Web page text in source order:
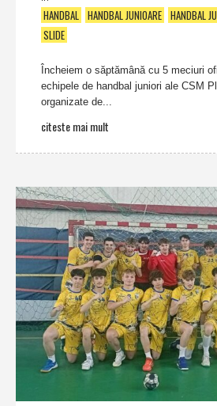
HANDBAL HANDBAL JUNIOARE HANDBAL
SLIDE
Încheiem o săptămână cu 5 meciuri
echipele de handbal juniori ale CSM
organizate de...
citeste mai mult